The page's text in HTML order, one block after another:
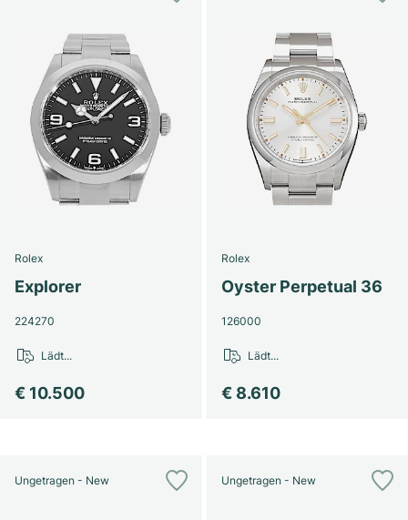
Rolex
Explorer
224270
€ 10.500
Lädt...
Rolex
Oyster Perpetual 36
126000
€ 8.610
Lädt...
Ungetragen - New Ungetragen - New